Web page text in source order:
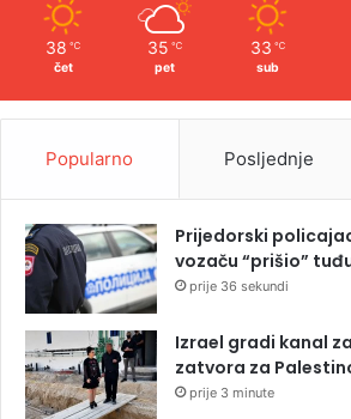
38 ℃
čet
35 ℃
pet
33 ℃
sub
Popularno Posljednje
Prijedorski
vozaču “prišio”
prije 36 sekundi
Izrael gradi kanal
zatvora za
prije 3 minute